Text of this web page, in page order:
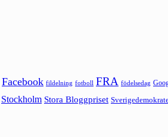
Facebook fildelning fotboll FRA födelsedag
Stockholm Stora Bloggpriset